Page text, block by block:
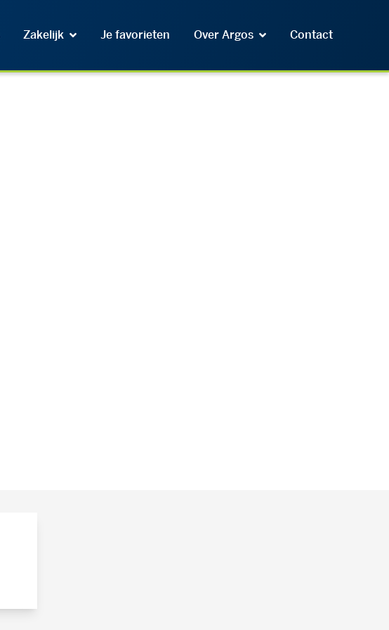
Zakelijk Je favorieten Over Argos Contact